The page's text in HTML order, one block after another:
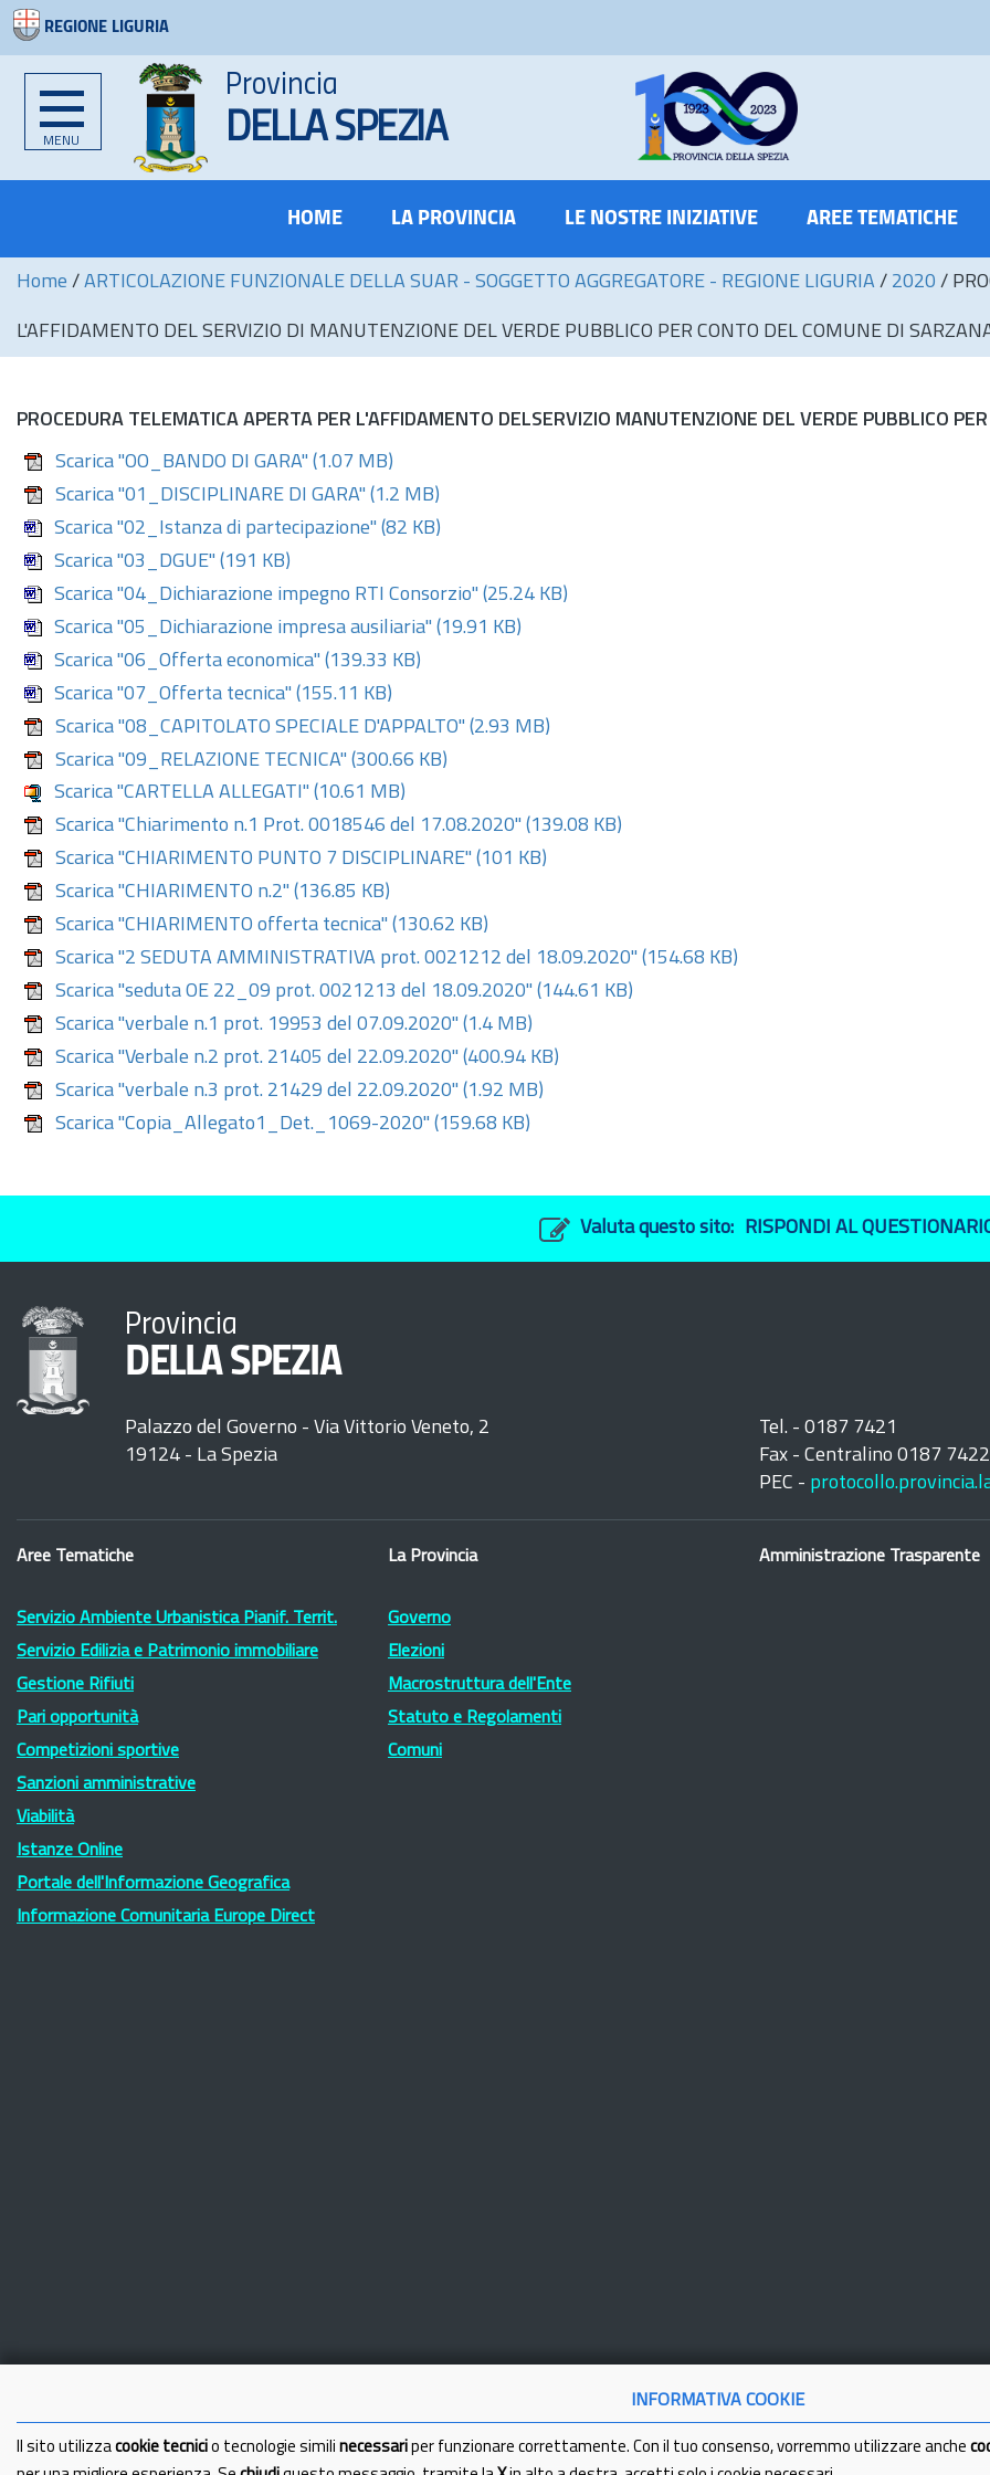
REGIONE LIGURIA
MENU
Provincia
DELLA SPEZIA
HOME LA PROVINCIA LE NOSTRE INIZIATIVE AREE TEMATICHE
Home / ARTICOLAZIONE FUNZIONALE DELLA SUAR - SOGGETTO AGGREGATORE - REGIONE LIGURIA / 2020 /
L'AFFIDAMENTO DEL SERVIZIO DI MANUTENZIONE DEL VERDE PUBBLICO PER CONTO DEL COMUNE DI
PROCEDURA TELEMATICA APERTA PER L'AFFIDAMENTO DELSERVIZIO MANUTENZIONE DEL VERDE PUBBLICO
Scarica "OO_BANDO DI GARA" (1.07 MB)
Scarica "01_DISCIPLINARE DI GARA" (1.2 MB)
Scarica "02_Istanza di partecipazione" (82 KB)
Scarica "03_DGUE" (191 KB)
Scarica "04_Dichiarazione impegno RTI Consorzio" (25.24 KB)
Scarica "05_Dichiarazione impresa ausiliaria" (19.91 KB)
Scarica "06_Offerta economica" (139.33 KB)
Scarica "07_Offerta tecnica" (155.11 KB)
Scarica "08_CAPITOLATO SPECIALE D'APPALTO" (2.93 MB)
Scarica "09_RELAZIONE TECNICA" (300.66 KB)
Scarica "CARTELLA ALLEGATI" (10.61 MB)
Scarica "Chiarimento n.1 Prot. 0018546 del 17.08.2020" (139.08 KB)
Scarica "CHIARIMENTO PUNTO 7 DISCIPLINARE" (101 KB)
Scarica "CHIARIMENTO n.2" (136.85 KB)
Scarica "CHIARIMENTO offerta tecnica" (130.62 KB)
Scarica "2 SEDUTA AMMINISTRATIVA prot. 0021212 del 18.09.2020" (154.68 KB)
Scarica "seduta OE 22_09 prot. 0021213 del 18.09.2020" (144.61 KB)
Scarica "verbale n.1 prot. 19953 del 07.09.2020" (1.4 MB)
Scarica "Verbale n.2 prot. 21405 del 22.09.2020" (400.94 KB)
Scarica "verbale n.3 prot. 21429 del 22.09.2020" (1.92 MB)
Scarica "Copia_Allegato1_Det._1069-2020" (159.68 KB)
Valuta questo sito: RISPONDI AL
Provincia
DELLA SPEZIA
Palazzo del Governo - Via Vittorio Veneto, 2
19124 - La Spezia
Tel. - 0187 7421
Fax - Centralino 0187
PEC -
Aree Tematiche
Servizio Ambiente Urbanistica Pianif. Territ.
Servizio Edilizia e Patrimonio immobiliare
Gestione Rifiuti
Pari opportunità
Competizioni sportive
Sanzioni amministrative
Viabilità
Istanze Online
Portale dell'Informazione Geografica
Informazione Comunitaria Europe Direct
La Provincia
Governo
Elezioni
Macrostruttura dell'Ente
Statuto e Regolamenti
Comuni
Amministrazione Trasparente
INFORMATIVA COOKIE
Il sito utilizza cookie tecnici o tecnologie simili necessari per funzionare correttamente. Con il tuo consenso, vorremmo utilizzare anche